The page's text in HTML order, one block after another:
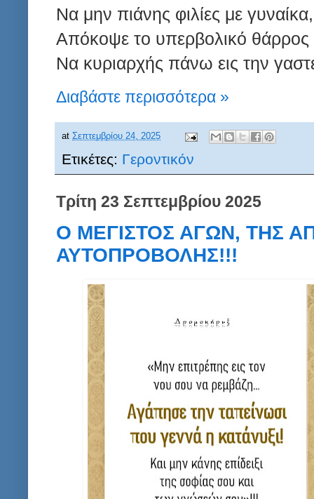
Να μην πιάνης φιλίες με
Απόκοψε το υπερβολικό
Να κυριαρχής πάνω εις την
Διαβάστε περισσότερα »
at Σεπτεμβρίου 24, 2025
Ετικέτες: Γεροντικόν
Τρίτη 23 Σεπτεμβρίου 2025
Ο ΜΕΓΙΣΤΟΣ ΑΓΩΝ, ΤΗΣ
ΑΥΤΟΠΡΟΒΟΛΗΣ!!!